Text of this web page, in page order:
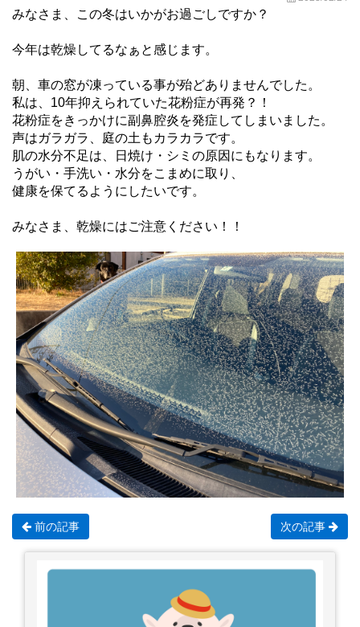
みなさま、この冬はいかがお過ごしですか？
今年は乾燥してるなぁと感じます。
朝、車の窓が凍っている事が殆どありませんでした。
私は、10年抑えられていた花粉症が再発？！
花粉症をきっかけに副鼻腔炎を発症してしまいました。
声はガラガラ、庭の土もカラカラです。
肌の水分不足は、日焼け・シミの原因にもなります。
うがい・手洗い・水分をこまめに取り、
健康を保てるようにしたいです。
みなさま、乾燥にはご注意ください！！
前の記事 次の記事